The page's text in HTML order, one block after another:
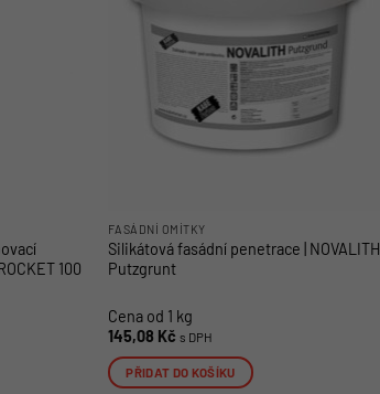
100
FASÁDNÍ OMÍTKY
Silikátová fasádní penetrace | NOVALITH
Putzgrunt
Cena od 1 kg
145,08 Kč s DPH
PŘIDAT DO KOŠÍKU